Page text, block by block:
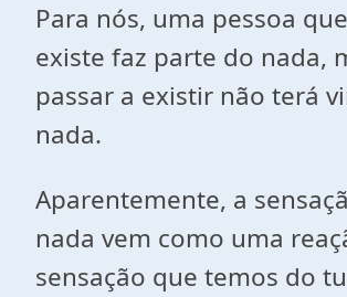
Para nós, uma pessoa
existe faz parte do nada,
passar a existir não terá
nada.
Aparentemente, a
nada vem como uma
sensação que temos do